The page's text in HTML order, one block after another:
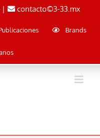
| contacto©3-33.mx
Brands